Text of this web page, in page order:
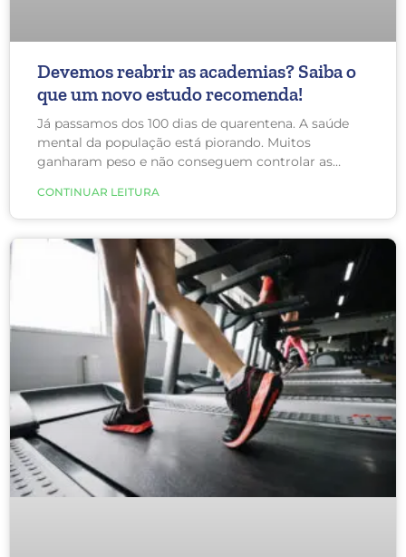
Devemos reabrir as academias? Saiba o
que um novo estudo recomenda!
Já passamos dos 100 dias de quarentena. A saúde
mental da população está piorando. Muitos
ganharam peso e não conseguem controlar as
atividade física. Diante desse cenário, devemos
reabrir as academias?
CONTINUAR LEITURA